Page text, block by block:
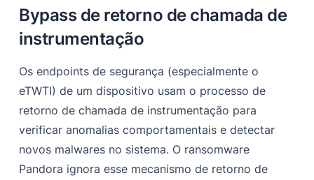
Bypass de retorno de chamada de
instrumentação
Os endpoints de segurança (especialmente o
eTWTI) de um dispositivo usam o processo de
retorno de chamada de instrumentação para
verificar anomalias comportamentais e detectar
novos malwares no sistema. O ransomware
Pandora ignora esse mecanismo de retorno de